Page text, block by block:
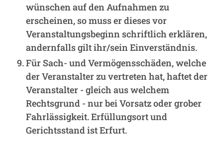
wünschen auf den Aufnahmen zu
erscheinen, so muss er dieses vor
Veranstaltungsbeginn schriftlich erklären,
andernfalls gilt ihr/sein Einverständnis.
Für Sach- und Vermögensschäden, welche
der Veranstalter zu vertreten hat, haftet der
Veranstalter - gleich aus welchem
Rechtsgrund - nur bei Vorsatz oder grober
Fahrlässigkeit. Erfüllungsort und
Gerichtsstand ist Erfurt.